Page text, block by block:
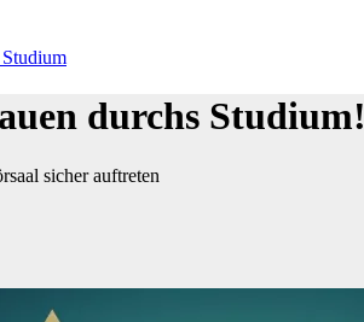
durchs Studium!
sicher auftreten